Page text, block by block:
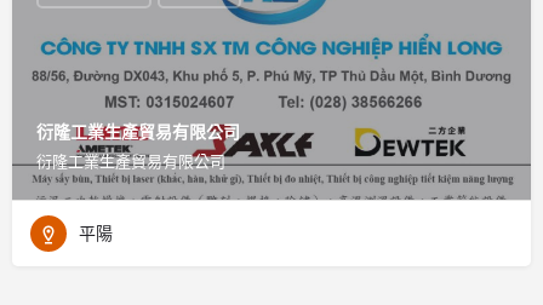
衍隆工業生產貿易有限公司
衍隆工業生產貿易有限公司
平陽